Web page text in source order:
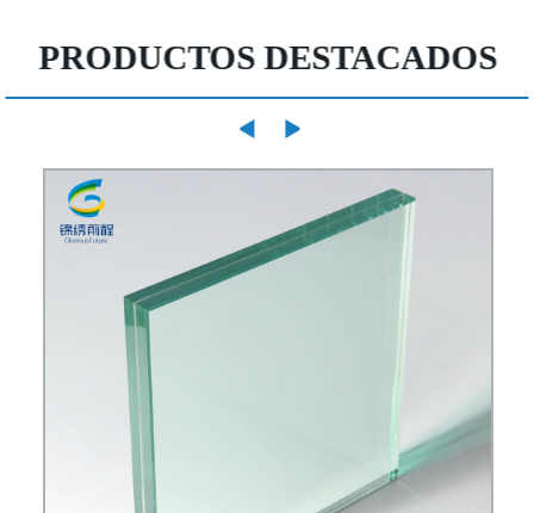
PRODUCTOS DESTACADOS